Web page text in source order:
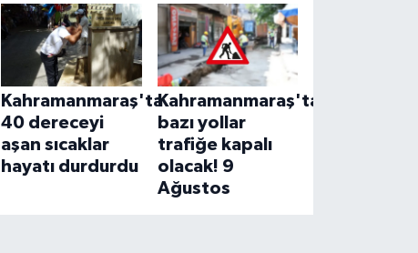
Kahramanmaraş'ta
40 dereceyi
aşan sıcaklar
hayatı durdurdu
Kahramanmaraş'ta
bazı yollar
trafiğe kapalı
olacak! 9
Ağustos